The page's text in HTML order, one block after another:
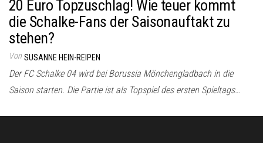
20 Euro Topzuschlag! Wie teuer kommt
die Schalke-Fans der Saisonauftakt zu
stehen?
Von SUSANNE HEIN-REIPEN
Der FC Schalke 04 wird bei Borussia Mönchengladbach in die
Saison starten. Die Partie ist als Topspiel des ersten Spieltags…